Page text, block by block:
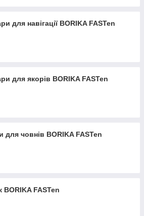
для навігації BORIKA FASTen
для якорів BORIKA FASTen
для човнів BORIKA FASTen
BORIKA FASTen